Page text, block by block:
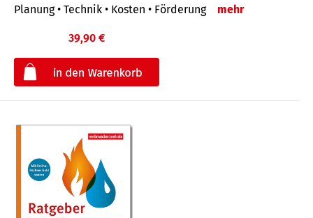
Planung • Technik • Kosten • Förderung mehr
39,90 €